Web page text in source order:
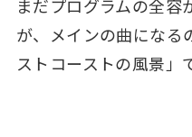
まだプログラムの全容
が、メインの曲になる
ストコーストの風景」